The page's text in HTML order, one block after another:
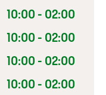
10:00 - 02:00
10:00 - 02:00
10:00 - 02:00
10:00 - 02:00